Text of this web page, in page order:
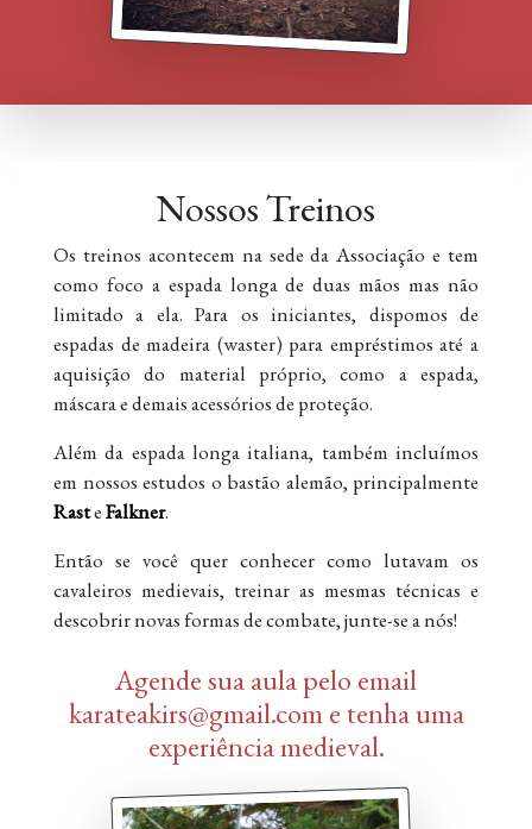
Nossos Treinos
Os treinos acontecem na sede da Associação e tem
como foco a espada longa de duas mãos mas não
limitado a ela. Para os iniciantes, dispomos de
espadas de madeira (waster) para empréstimos até a
aquisição do material próprio, como a espada,
máscara e demais acessórios de proteção.
Além da espada longa italiana, também incluímos
em nossos estudos o bastão alemão, principalmente
RasteFalkner.
Então se você quer conhecer como lutavam os
cavaleiros medievais, treinar as mesmas técnicas e
descobrir novas formas de combate, junte-se a nós!
Agende sua aula pelo email
karateakirs@gmail.com e tenha uma
experiência medieval.